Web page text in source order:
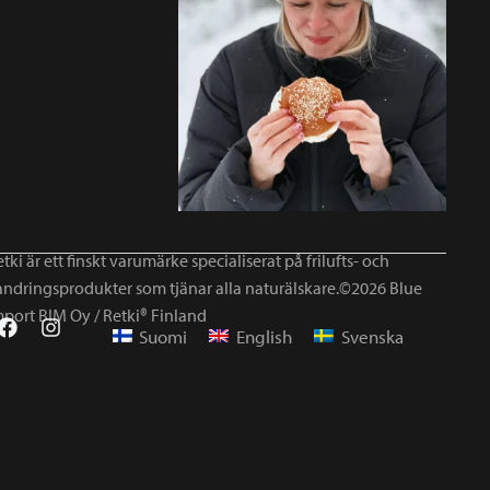
är ett finskt varumärke specialiserat på frilufts- och
som tjänar alla naturälskare.©2026 Blue
BIM Oy / Retki® Finland
Suomi English Svenska